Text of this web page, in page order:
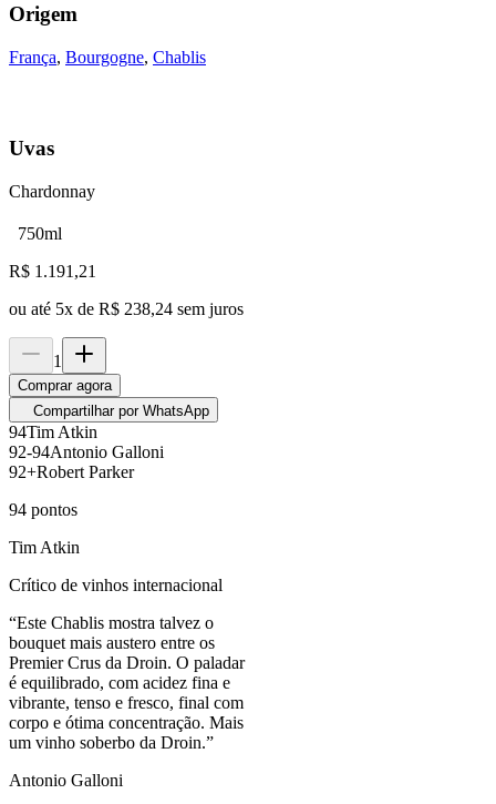
Origem
França, Bourgogne, Chablis
Uvas
Chardonnay
750ml
R$ 1.191,21
ou até 5x de R$ 238,24 sem juros
1
Comprar agora
Compartilhar por WhatsApp
94Tim Atkin
92-94Antonio Galloni
92+Robert Parker
94 pontos
Tim Atkin
Crítico de vinhos internacional
“Este Chablis mostra talvez o
bouquet mais austero entre os
Premier Crus da Droin. O paladar
é equilibrado, com acidez fina e
vibrante, tenso e fresco, final com
corpo e ótima concentração. Mais
um vinho soberbo da Droin.”
Antonio Galloni